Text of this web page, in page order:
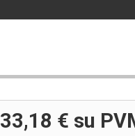
33,18 € su